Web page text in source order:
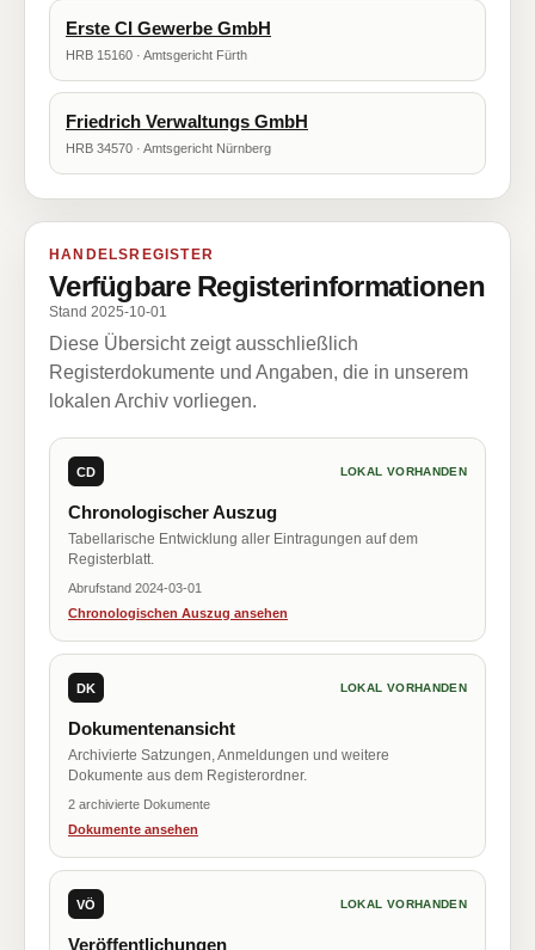
Erste CI Gewerbe GmbH
HRB 15160 · Amtsgericht Fürth
Friedrich Verwaltungs GmbH
HRB 34570 · Amtsgericht Nürnberg
HANDELSREGISTER
Verfügbare Registerinformationen
Stand 2025-10-01
Diese Übersicht zeigt ausschließlich
Registerdokumente und Angaben, die in unserem
lokalen Archiv vorliegen.
CD LOKAL VORHANDEN
Chronologischer Auszug
Tabellarische Entwicklung aller Eintragungen auf dem
Registerblatt.
Abrufstand 2024-03-01
Chronologischen Auszug ansehen
DK LOKAL VORHANDEN
Dokumentenansicht
Archivierte Satzungen, Anmeldungen und weitere
Dokumente aus dem Registerordner.
2 archivierte Dokumente
Dokumente ansehen
VÖ LOKAL VORHANDEN
Veröffentlichungen